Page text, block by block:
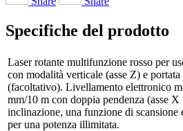
Specifiche del prodotto
Laser rotante multifunzione rosso per
con modalità verticale (asse Z) e
(facoltativo). Livellamento elettronico
mm/10 m con doppia pendenza (asse
inclinazione, una funzione di scansione
per una potenza illimitata.